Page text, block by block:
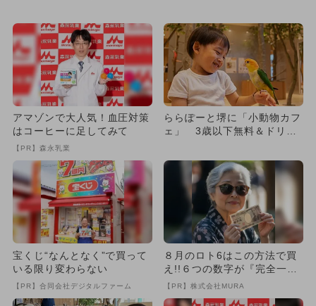
アマゾンで大人気！血圧対策
はコーヒーに足してみて
【PR】森永乳業
ららぽーと堺に「小動物カフ
ェ」 3歳以下無料＆ドリン
宝くじ“なんとなく”で買って
いる限り変わらない
【PR】合同会社デジタルファーム
８月のロト6はこの方法で買
え!!６つの数字が『完全一
致』する方法
【PR】株式会社MURA